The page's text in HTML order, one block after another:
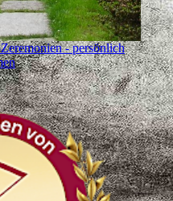
- persönlich